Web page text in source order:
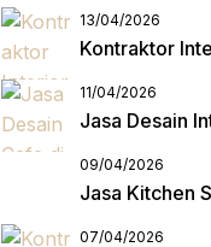
13/04/2026
Kontraktor
11/04/2026
Jasa Desain
09/04/2026
Jasa Kitchen
07/04/2026